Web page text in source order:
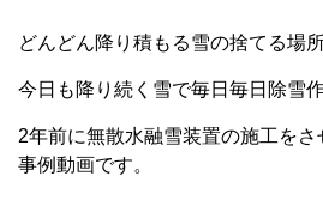
どんどん降り積もる雪の捨てる場
今日も降り続く雪で毎日毎日除雪
2年前に無散水融雪装置の施工を
事例動画です。